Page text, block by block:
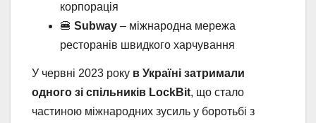
корпорація
🍔 Subway – міжнародна мережа
ресторанів швидкого харчування
У червні 2023 року в Україні затримали
одного зі спільників LockBit, що стало
частиною міжнародних зусиль у боротьбі з